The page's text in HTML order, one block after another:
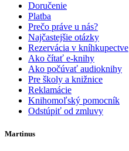
Doručenie
Platba
Prečo práve u nás?
Najčastejšie otázky
Rezervácia v kníhkupectve
Ako čítať e-knihy
Ako počúvať audioknihy
Pre školy a knižnice
Reklamácie
Knihomoľský pomocník
Odstúpiť od zmluvy
Martinus